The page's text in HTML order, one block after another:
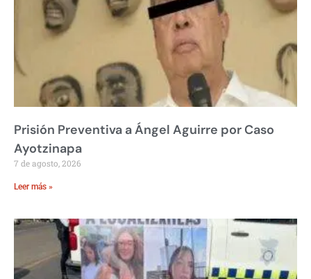
Prisión Preventiva a Ángel Aguirre por Caso
Ayotzinapa
7 de agosto, 2026
Leer más »